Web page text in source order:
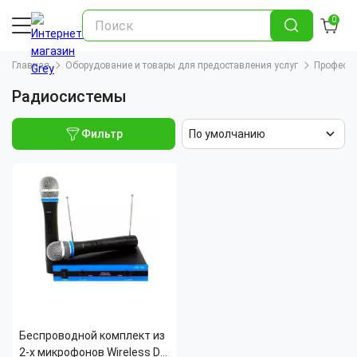
0
Главная Оборудование и товары для предоставления услуг
Радиосистемы
Фильтр По умолчанию
Беспроводной комплект из
2-х микрофонов Wireless DM